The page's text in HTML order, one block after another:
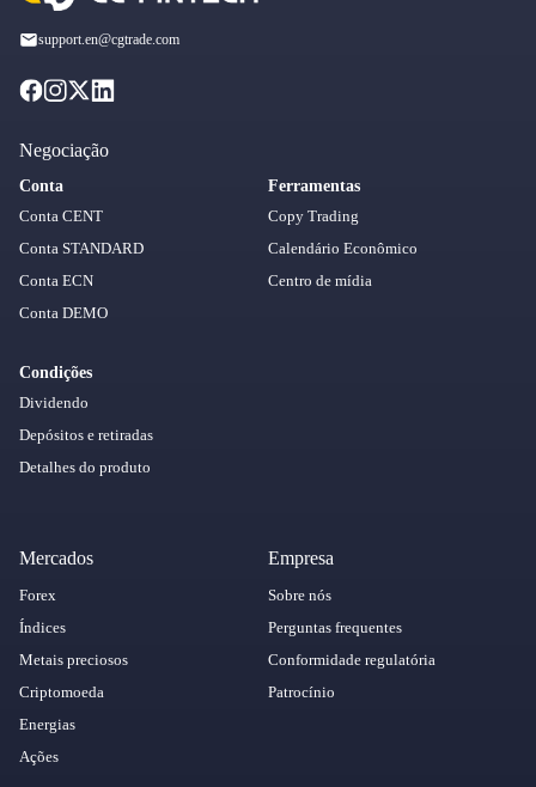
support.en@cgtrade.com
Negociação
Conta
Conta CENT
Conta STANDARD
Conta ECN
Conta DEMO
Condições
Dividendo
Depósitos e retiradas
Detalhes do produto
Ferramentas
Copy Trading
Calendário Econômico
Centro de mídia
Mercados
Forex
Índices
Metais preciosos
Criptomoeda
Energias
Ações
Empresa
Sobre nós
Perguntas frequentes
Conformidade regulatória
Patrocínio